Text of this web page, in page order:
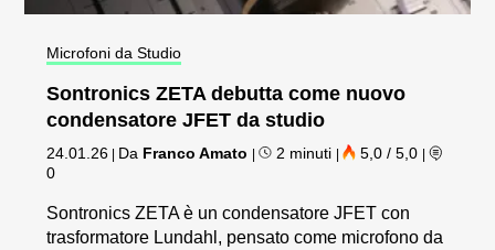
Microfoni da Studio
Sontronics ZETA debutta come nuovo
condensatore JFET da studio
24.01.26 | Da Franco Amato | 2 minuti | 5,0 / 5,0 |
0
Sontronics ZETA è un condensatore JFET con
trasformatore Lundahl, pensato come microfono da